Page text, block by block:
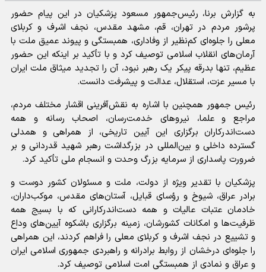
به گزارش برنا، رئیس‌جمهور مسعود پزشکیان در این پیام حضور
پرشور مردم در تهران، قم، مشهد مقدس، نجف اشرف و کربلای
معلی را جلوه‌ای کم‌نظیر از وفاداری، همبستگی و پیوند عمیق ملت با
آرمان‌های انقلاب اسلامی توصیف کرد و با تأکید بر اینکه این حضور
عظیم، تنها بدرقه پیکر یک رهبر نبود، آن را تجدید میثاق ملت ایران
با مسیر عزت، استقلال، عدالت و پیشرفت دانست.
رئیس جمهور همچنین با اشاره به نقش‌آفرینی اقشار مختلف مردم،
مراجع و علما، نیروهای خدمت‌رسان، اصحاب رسانه و همه
دست‌اندرکاران برگزاری این آیین تاریخی، از همراهی و همدلی
گسترده داخلی و بین‌المللی در بزرگداشت رهبر شهید قدردانی و بر
ضرورت پاسداری از سرمایه بزرگ وحدت و انسجام ملی تأکید کرد.
پزشکیان با تقدیر ویژه از دولت، ملت و مسئولان کشور دوست و
برادر عراق، شیوخ و رؤسای قبایل، آستان‌های مقدس، موکب‌داران،
خادمان عتبات عالیات و همه دست‌اندرکارانی که با بسیج همه
ظرفیت‌ها و امکانات کشورشان، زمینه برگزاری باشکوه آیین‌های وداع
و تشییع در نجف اشرف و کربلای معلی را فراهم کردند، این همراهی
را جلوه‌ای درخشان از روابط برادرانه و راهبردی جمهوری اسلامی ایران
و عراق و نمادی از همبستگی امت اسلامی توصیف کرد.